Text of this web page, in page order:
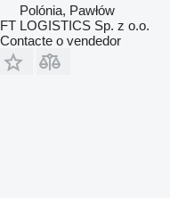
Polónia, Pawłów
FT LOGISTICS Sp. z o.o.
Contacte o vendedor